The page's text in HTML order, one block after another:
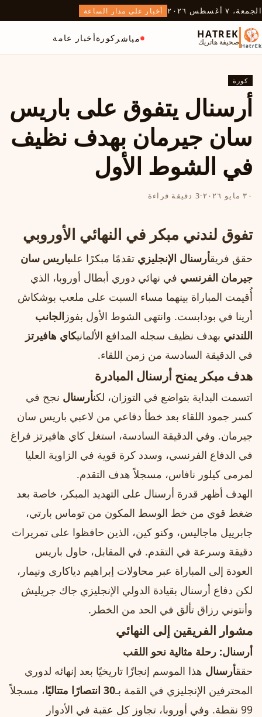
الجمعة، ٧ أغسطس ٢٠٢٦ أخبار على مدار الساعة
HATREK
صحيفة هاتريك مباشر كورةأخبار عامة
كورة
أرسنال يتفوق على باريس
سان جيرمان بهدف نظيف
في الشوط الأول
٣٠ مايو ٢٠٢٦ ·3 دقيقة قراءة
تفوق لندني مبكر في النهائي الأوروبي
حقق فريقأرسنال الإنجليزي تقدمًا مبكرًا علىباريس سان
جيرمان الفرنسي في نهائي دوري أبطال أوروبا، الذي
أُقيمت المباراة بينهما مساء السبت على ملعب بوشكاش
أرينا في بودابست. وانتهى الشوط الأول بفوز الجانب
اللندني بهدف نظيف سجله المدافع الألمانيكاي هافيرتز
في الدقيقة السادسة من زمن اللقاء.
هدف مبكر يمنح أرسنال المبادرة
اتسمت البداية بتواضع في التوزان، لكنأرسنال نجح في
كسر جمود اللقاء بعد خطأ دفاعي من لاعبي باريس سان
جيرمان. وفي الدقيقة السادسة، استغل كاي هافيرتز فراغ
في الدفاع الفرنسي، وسدد كرة قوية في الزاوية العليا
لمرمى كيلور نافاس، مسجلاً هدف التقدم.
الهدف أظهر قدرة أرسنال على التهديد المبكر، خاصة بعد
ضغط قوي من خط الوسط المكون من توماس بارتي،
جابرييل ماجاليس، وكنو كين، الذين حافظوا على تمريرات
دقيقة وسرعة في التقدم. في المقابل، حاول باريس
العودة إلى المباراة عبر محاولات إبراهيم دياكارى ونيمار،
لكن دفاع أرسنال بقيادة الدولي الإنجليزي جاك جريليش
وأنتوني رزاق تألق في الحد من الخطر.
مشوار الفريقين إلى النهائي
أرسنال: رحلة مثالية نحو اللقب
حققأرسنال هذا الموسم إنجازًا تاريخيًا بعد إنهائه لدوري
المحترفين الإنجليزي في القمة بـ30 انتصارًا متتاليًا
، مسجلاً
99 نقطة. وفي أوروبا، تجاوز كل عقبة في الأدوار